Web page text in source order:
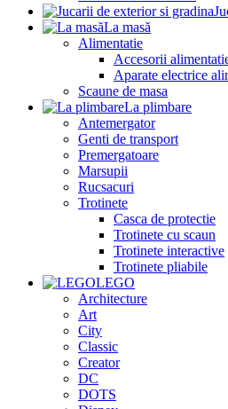
La masă
Alimentatie
Accesorii
Aparate electrice
Scaune de masa
La plimbare
Antemergator
Genti de transport
Premergatoare
Marsupii
Rucsacuri
Trotinete
Casca de protectie
Trotinete cu scaun
Trotinete interactive
Trotinete pliabile
LEGO
Architecture
Art
City
Classic
Creator
DC
DOTS